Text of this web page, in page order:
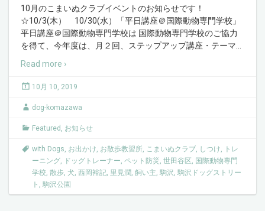
10月のこまいぬクラブイベントのお知らせです！
☆10/3(木） 10/30(水）「平日講座＠国際動物専門学校」
平日講座＠国際動物専門学校は 国際動物専門学校のご協力
を得て、今年度は、月２回、ステップアップ講座・テーマ
Read more ›
10月 10, 2019
dog-komazawa
Featured , お知らせ
with Dogs, お出かけ, お散歩教習所, こまいぬクラブ, しつけ, トレ
ーニング, ドッグトレーナー, ペット防災 , 世田谷区, 国際動物専門
学校, 散歩, 犬, 西岡裕記, 里見潤, 飼い主, 駒沢 , 駒沢ドッグストリー
ト , 駒沢公園